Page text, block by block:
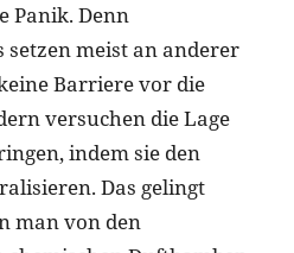
Panik. Denn
meist an anderer
Barriere vor die
versuchen die Lage
indem sie den
Das gelingt
man von den